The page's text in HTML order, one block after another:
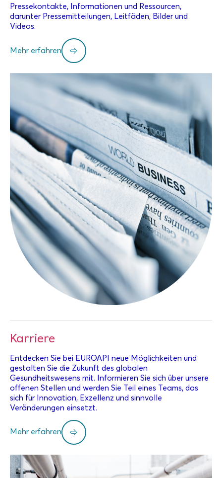
Pressekontakte, Informationen und Ressourcen,
darunter Pressemitteilungen, Leitfäden, Bilder und
Videos.
Mehr erfahren
Karriere
Entdecken Sie bei EUROAPI neue Möglichkeiten und
gestalten Sie die Zukunft des globalen
Gesundheitswesens mit. Informieren Sie sich über unsere
offenen Stellen und werden Sie Teil eines Teams, das
sich für Innovation, Exzellenz und sinnvolle
Veränderungen einsetzt.
Mehr erfahren